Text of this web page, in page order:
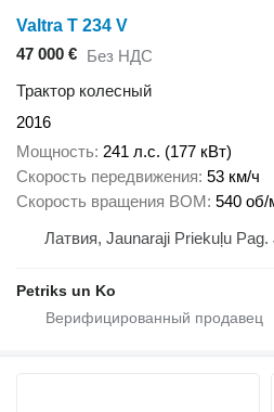
Valtra T 234 V
47 000 € Без НДС
Трактор колесный
2016
Мощность 241 л.с. (177 кВт)
Скорость передвижения 53 км/ч
Скорость вращения ВОМ 540 об/
Латвия, Jaunaraji Priekuļu
Petriks un Ko